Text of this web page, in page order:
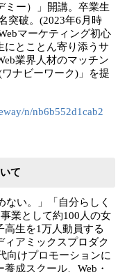
ミー）」開講。卒業生
突破。(2023年6月時
マーケティング初心
にとことん寄り添うサ
業界人材のマッチン
ナビーワーク)」を提
n/nb6b552d1cab2
て
ない。」「自分らしく
業として約100人の女
生を1万人動員する
ィアミックスプロダク
向けプロモーションに
成スクール、Web・